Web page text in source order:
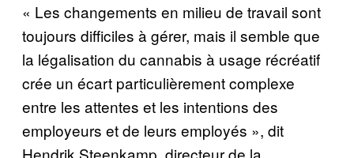
« Les changements en milieu de travail sont
toujours difficiles à gérer, mais il semble que
la légalisation du cannabis à usage récréatif
crée un écart particulièrement complexe
entre les attentes et les intentions des
employeurs et de leurs employés », dit
Hendrik Steenkamp, directeur de la